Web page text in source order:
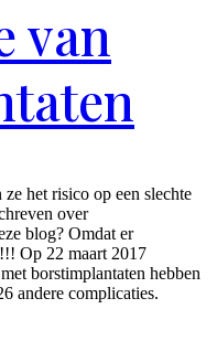
van
het risico op een slechte
over
blog? Omdat er
Op 22 maart 2017
borstimplantaten hebben
andere complicaties.